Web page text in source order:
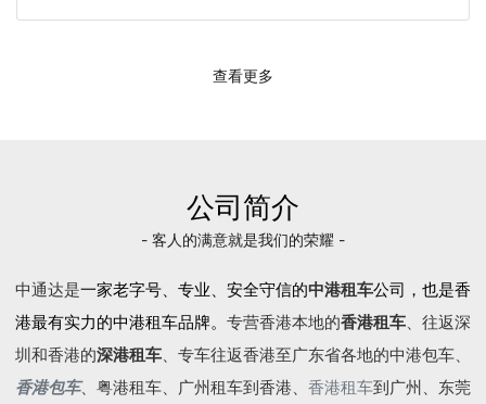
查看更多
公司简介
- 客人的满意就是我们的荣耀 -
中通达是一家老字号、专业、安全守信的中港租车公司，也是香
港最有实力的中港租车品牌。 专营香港本地的香港租车、往返深
圳和香港的深港租车、专车往返香港至广东省各地的中港包车、
香港包车、 粤港租车、广州租车到香港、 香港租车到广州、东莞